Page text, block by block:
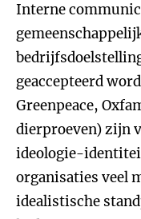
Interne
geaccepteerd
Greenpeace,
dierproeven) zijn
ideologie-
organisaties veel
idealistische